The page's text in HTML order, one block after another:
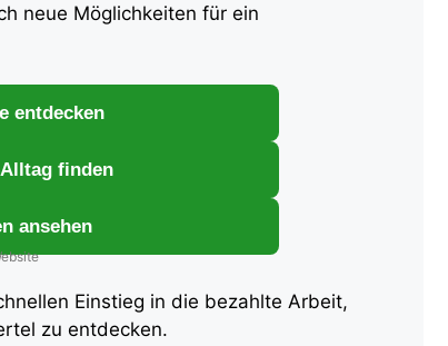
neue Möglichkeiten für ein
entdecken
finden
ansehen
Einstieg in die bezahlte Arbeit,
zu entdecken.